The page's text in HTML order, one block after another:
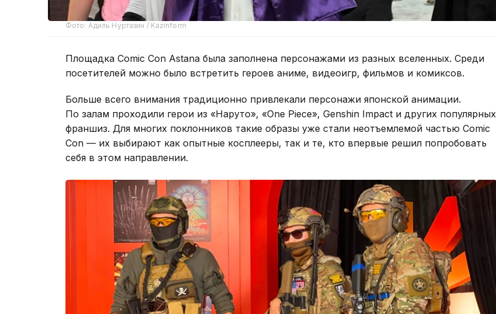
Фото: Адиль Нуртазин / Kazinform
Площадка Comic Con Astana была заполнена персонажами из разных вселенных. Среди
посетителей можно было встретить героев аниме, видеоигр, фильмов и комиксов.
Больше всего внимания традиционно привлекали персонажи японской анимации.
По залам проходили герои из «Наруто», «One Piece», Genshin Impact и других популярных
франшиз. Для многих поклонников такие образы уже стали неотъемлемой частью Comic
Con — их выбирают как опытные косплееры, так и те, кто впервые решил попробовать
себя в этом направлении.